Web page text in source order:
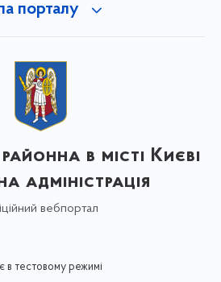
порталу
в місті Києві
адміністрація
вебпортал
в тестовому режимі